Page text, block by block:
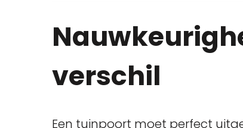
verschil
Een tuinpoort moet perfect